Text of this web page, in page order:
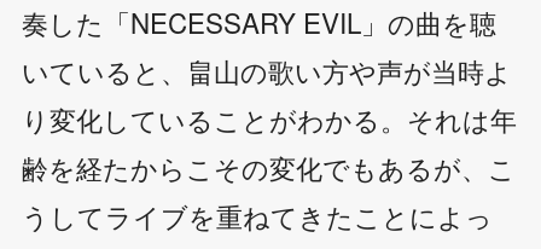
奏した「NECESSARY EVIL」の曲を聴
いていると、畠山の歌い方や声が当時よ
り変化していることがわかる。それは年
齢を経たからこその変化でもあるが、こ
うしてライブを重ねてきたことによっ